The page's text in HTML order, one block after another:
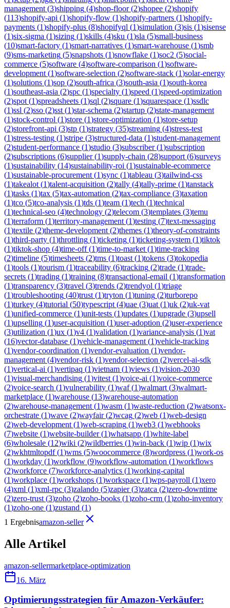
management (3)shipping (4)shop-floor(2)shopee (2)shopify
(113)shopify-api (1)shopify-flow (1)shopify-partners (1)shopify-
payments (1)shopify-plus (8)shopifyql (1)simulation (3)sis (1)sisense
(1)six-sigma (1)sizing (1)skills (4)sku (1)sla (5)small-business
(10)smart-factory (1)smart-narratives (1)smart-warehouse (1)smb
(9)sms-marketing (5)snapshots (1)snowflake (1)soc2 (5)social-
commerce (5)software (4)software-comparison (1)software-
development (1)software-selection (2)software-stack (1)solar-energy
(1)solutions (1)sop (2)south-africa (3)south-asia (1)south-korea
(1)southeast-asia (2)spc (1)specialty (1)speed (1)speed-optimization
(2)spot (1)spreadsheets (1)sql (2)square (1)squarespace (1)ssdlc
(1)ssl (2)sso (2)sst (1)star-schema (2)startup (2)state-management
(1)stock-control (1)store (1)store-optimization (1)store-setup
(2)storefront-api (3)stp (1)strategy (35)streaming (4)stress-test
(1)stress-testing (1)stripe (3)structured-data (1)student-management
(2)student-performance (1)studio (3)subscriber(1)subscription
(2)subscriptions (6)supplier(1)supply-chain (28)support (6)surveys
(1)sustainability (14)sustainability-roi (1)sustainable-ecommerce
(1)sustainable-procurement (1)sync (1)tableau (3)tailwind-css
(1)takealot (1)talent-acquisition (2)tally (4)tally-prime (1)tanstack
(1)tasks (1)tax (5)tax-automation (2)tax-compliance (3)taxation
(1)tco (5)tco-analysis (1)tds (1)team (1)tech (1)technical
(1)technical-seo (4)technology (2)telecom (3)templates (3)temu
(1)terraform (1)territory-management (1)testing (7)text-messaging
(1)textile (2)theme-development (2)themes (1)theory-of-constraints
(1)third-party (1)throttling (1)ticketing (1)ticketing-system (1)tiktok
(1)tiktok-shop (4)time-off(1)time-to-market (1)time-tracking
(2)timeline (5)timesheets (2)tms (1)toast (1)tokens (3)tokopedia
(1)tools (1)tourism (1)traceability (6)tracking (2)trade (1)trade-
secrets (1)trading (1)training (8)transactional-email (1)transformation
(1)transparency (3)travel (3)trends (2)trendyol (1)triage
(1)troubleshooting (40)trust (1)tryton (1)tuning (2)turborepo
(1)turkey (4)tutorial (50)typescript (4)uae (3)uat (1)uk (2)uk-vat
(1)unified-commerce (1)unit-tests (1)updates (1)upgrade (3)upsell
(1)upselling (1)user-acquisition (1)user-adoption (2)user-experience
(3)utilization (1)ux (1)v4 (1)validation (1)variance-analysis (1)vat
(16)vector-database (1)vehicle-management (1)vehicle-tracking
(1)vendor-coordination (1)vendor-evaluation (1)vendor-
management (4)vendor-risk (1)vendor-selection (2)vercel-ai-sdk
(1)vertical-ai (1)vertipaq (1)vietnam (1)views (1)vision-2030
(1)visual-merchandising (1)vitest (1)voice-ai (1)voice-commerce
(2)voice-search (1)vulnerability (1)waf(1)walmart (3)walmart-
marketplace (1)warehouse (13)warehouse-automation
(2)warehouse-management (1)wasm (1)waste-reduction (2)watsonx-
orchestrate (1)wave (2)wayfair(2)wcag (2)web (1)web-design
(2)web-development (1)web-scraping (1)web3 (1)webhooks
(7)website (1)website-builder(1)whatsapp (1)white-label
(6)wholesale (12)wiki (2)wildberries (1)win-back (1)wip (1)wix
(2)wkhtmltopdf(1)wms (5)woocommerce (8)wordpress (1)work-os
(1)workday (1)workflow (9)workflow-automation (1)workflows
(2)workforce (7)workforce-analytics (1)working-capital
(1)workplace (1)workshops (1)workspace (1)wps-payroll (1)xero
(4)xml (1)xml-rpc (3)zalando (5)zapier(3)zatca (2)zero-downtime
(2)zero-trust (3)zoho (2)zoho-books (1)zoho-crm (1)zoho-inventory
(1)zoho-one (1)zustand (1)
1 Ergebnisamazon-seller
Alle Artikel
amazon-sellermarketplace-optimization
16. März
Optimierungsstrategien für Amazon-Verkäufer: